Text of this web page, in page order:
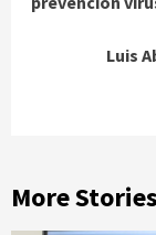
Luis
More Stories